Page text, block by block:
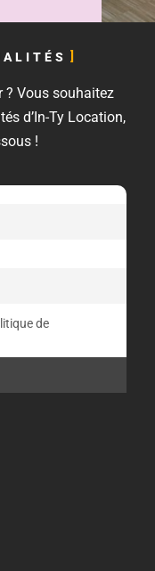
? Vous souhaitez
d’In-Ty Location,
!
de